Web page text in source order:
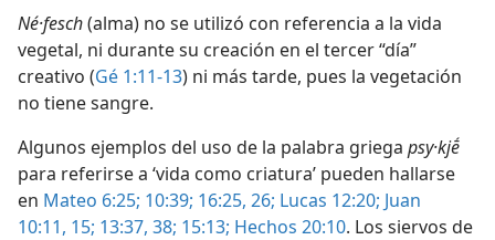
Né·fesch(alma) no se utilizó con referencia a la vida
vegetal, ni durante su creación en el tercer “día”
creativo (Gé 1:11-13) ni más tarde, pues la vegetación
no tiene sangre.
Algunos ejemplos del uso de la palabra griega psy·kjḗ
para referirse a ‘vida como criatura’ pueden hallarse
en Mateo 6:25; 10:39; 16:25, 26; Lucas 12:20; Juan
10:11, 15; 13:37, 38; 15:13; Hechos 20:10. Los siervos de